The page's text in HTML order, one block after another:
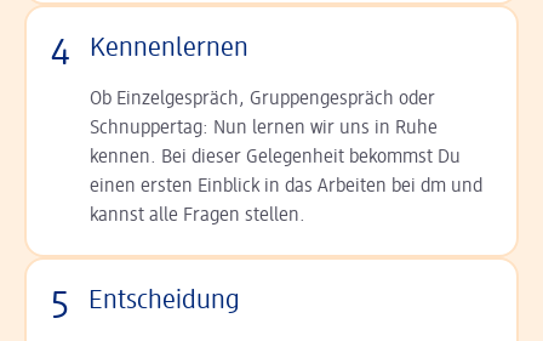
4 Kennenlernen
Ob Einzelgespräch, Grup­pen­gespräch oder
Schnup­per­tag: Nun lernen wir uns in Ruhe
kennen. Bei dieser Gelegenheit bekommst Du
einen ersten Einblick in das Arbeiten bei dm und
kannst alle Fragen stellen.
5 Entscheidung